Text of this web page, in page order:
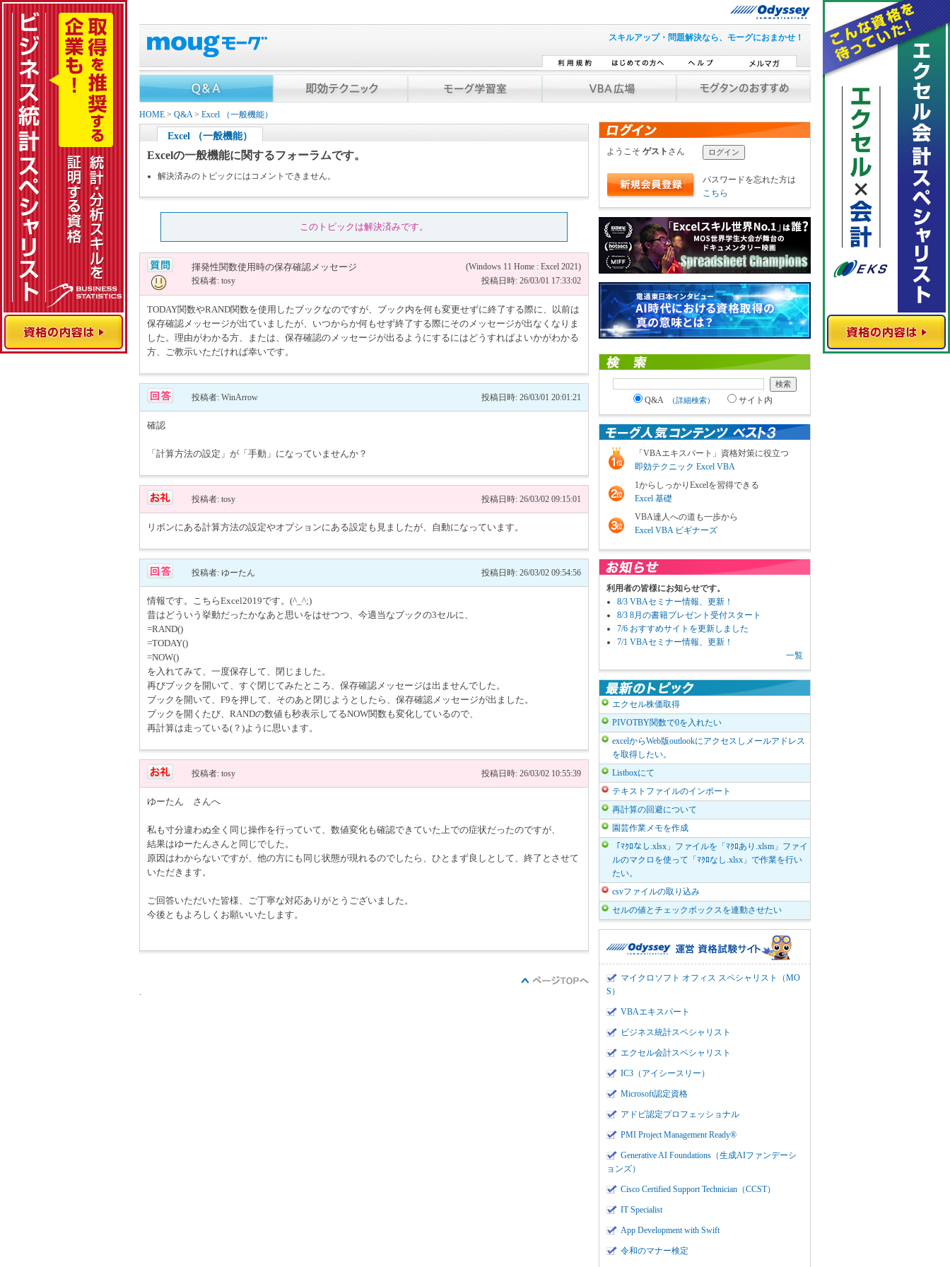
スキルアップ・問題解決なら、モーグにおまかせ！
HOME > Q&A> Excel （一般機能）
Excel （一般機能）
Excelの一般機能に関するフォーラムです。
解決済みのトピックにはコメントできません。
このトピックは解決済みです。
(Windows 11 Home : Excel 2021)
揮発性関数使用時の保存確認メッセージ
投稿日時: 26/03/01 17:33:02
投稿者: tosy
TODAY関数やRAND関数を使用したブックなのですが、ブック内を何も変更せずに終了する際に、以前は
保存確認メッセージが出ていましたが、いつからか何もせず終了する際にそのメッセージが出なくなりま
した。理由がわかる方、または、保存確認のメッセージが出るようにするにはどうすればよいかがわかる
方、ご教示いただければ幸いです。
投稿日時: 26/03/01 20:01:21
投稿者: WinArrow
確認
「計算方法の設定」が「手動」になっていませんか？
投稿日時: 26/03/02 09:15:01
投稿者: tosy
リボンにある計算方法の設定やオプションにある設定も見ましたが、自動になっています。
投稿日時: 26/03/02 09:54:56
投稿者: ゆーたん
情報です。こちらExcel2019です。(^_^;)
昔はどういう挙動だったかなあと思いをはせつつ、今適当なブックの3セルに、
=RAND()
=TODAY()
=NOW()
を入れてみて、一度保存して、閉じました。
再びブックを開いて、すぐ閉じてみたところ、保存確認メッセージは出ませんでした。
ブックを開いて、F9を押して、そのあと閉じようとしたら、保存確認メッセージが出ました。
ブックを開くたび、RANDの数値も秒表示してるNOW関数も変化しているので、
再計算は走っている(？)ように思います。
投稿日時: 26/03/02 10:55:39
投稿者: tosy
ゆーたん さんへ
私も寸分違わぬ全く同じ操作を行っていて、数値変化も確認できていた上での症状だったのですが、
結果はゆーたんさんと同じでした。
原因はわからないですが、他の方にも同じ状態が現れるのでしたら、ひとまず良しとして、終了とさせて
いただきます。
ご回答いただいた皆様、ご丁寧な対応ありがとうございました。
今後ともよろしくお願いいたします。
ようこそ ゲスト さん
パスワードを忘れた方は
こちら
Q&A （詳細検索） サイト内
「VBAエキスパート」資格対策に役立つ
即効テクニック Excel VBA
1からしっかりExcelを習得できる
Excel 基礎
VBA達人への道も一歩から
Excel VBA ビギナーズ
利用者の皆様にお知らせです。
8/3 VBAセミナー情報、更新！
8/3 8月の書籍プレゼント受付スタート
7/6 おすすめサイトを更新しました
7/1 VBAセミナー情報、更新！
一覧
エクセル株価取得
PIVOTBY関数で0を入れたい
excelからWeb版outlookにアクセスしメールアドレス
を取得したい。
Listboxにて
テキストファイルのインポート
再計算の回避について
園芸作業メモを作成
「ﾏｸﾛなし.xlsx」ファイルを「ﾏｸﾛあり.xlsm」ファイ
ルのマクロを使って「ﾏｸﾛなし.xlsx」で作業を行い
たい。
csvファイルの取り込み
セルの値とチェックボックスを連動させたい
マイクロソフト オフィス スペシャリスト（MO
S）
VBAエキスパート
ビジネス統計スペシャリスト
エクセル会計スペシャリスト
IC3（アイシースリー）
Microsoft認定資格
アドビ認定プロフェッショナル
PMI Project Management Ready®
Generative AI Foundations（生成AIファンデーシ
ョンズ）
Cisco Certified Support Technician（CCST）
IT Specialist
App Development with Swift
令和のマナー検定